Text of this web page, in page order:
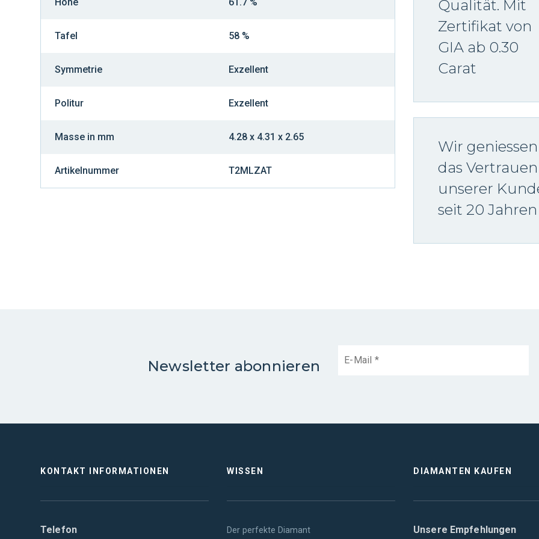
Tafel 58 %
Symmetrie Exzellent
Politur Exzellent
Masse in mm 4.28 x 4.31 x 2.65
Artikelnummer T2MLZAT
Qualität. Mit
Zertifikat von
GIA ab 0.30
Carat
Wir geniessen
das Vertrauen
unserer
seit 20 Jahren
Newsletter abonnieren
KONTAKT INFORMATIONEN
Telefon
WISSEN
Der perfekte Diamant
DIAMANTEN KAUFEN
Unsere Empfehlungen